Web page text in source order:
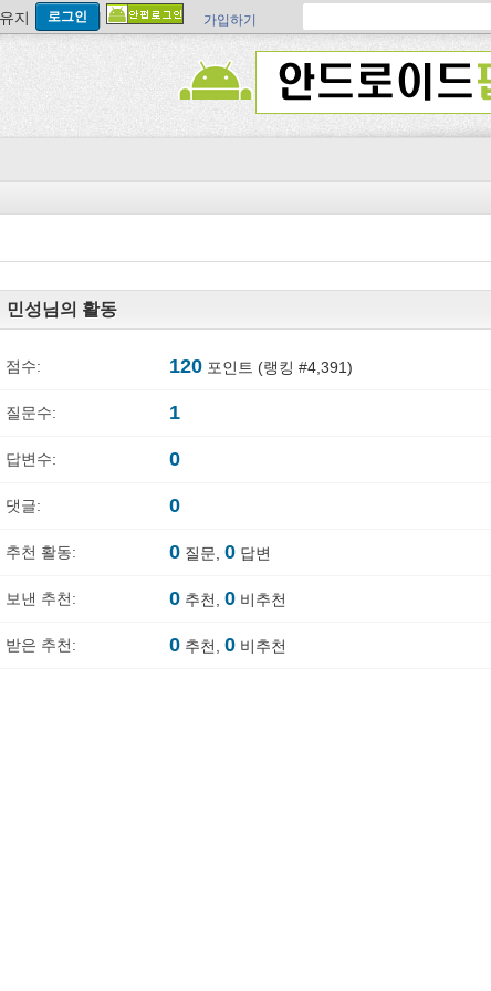
지 가입하기
민성님의 활동
점수: 120 포인트 (랭킹 #4,391)
질문수: 1
답변수: 0
댓글: 0
추천 활동: 0 질문, 0 답변
보낸 추천: 0 추천, 0 비추천
받은 추천: 0 추천, 0 비추천